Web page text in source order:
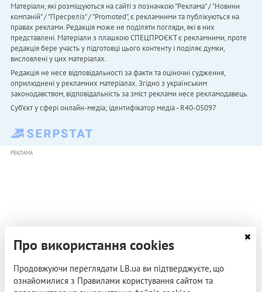
Матеріали, які розміщуються на сайті з позначкою "Реклама" / "Новини
компаній" / "Пресреліз" / "Promoted", є рекламними та публікуються на
правах реклами. Редакція може не поділяти погляди, які в них
представлені. Матеріали з плашкою СПЕЦПРОЄКТ є рекламними, проте
редакція бере участь у підготовці цього контенту і поділяє думки,
висловлені у цих матеріалах.
Редакція не несе відповідальності за факти та оціночні судження,
оприлюднені у рекламних матеріалах. Згідно з українським
законодавством, відповідальність за зміст реклами несе рекламодавець.
Cуб'єкт у сфері онлайн-медіа; ідентифікатор медіа - R40-05097
РЕКЛАМА
Про використання cookies
Продовжуючи переглядати LB.ua ви підтверджуєте, що
ознайомилися з Правилами користування сайтом та